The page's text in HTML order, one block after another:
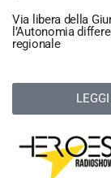
Via libera della
l’Autonomia
regionale